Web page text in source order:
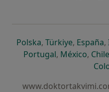
Polskayeni bir sekmede
, Türkiyeyeni bir
, España,
Portugalyeni bir
, Méxicoyeni
, Chile